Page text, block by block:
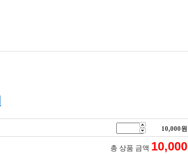
10,000원
총 상품 금액 10,000